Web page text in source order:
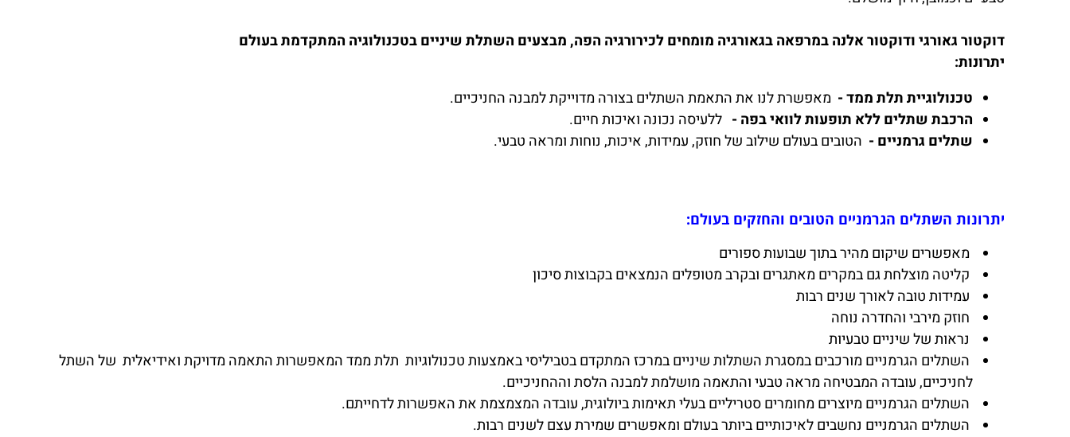
דוקטור גאורגי ודוקטור אלנה במרפאה בגאורגיה מומחים לכירורגיה הפה, מבצעים השתלת שיניים בטכנולוגיה המתקדמת בעולם
יתרונות:
טכנולוגיית תלת ממד - מאפשרת לנו את התאמת השתלים בצורה מדוייקת למבנה החניכיים.
הרכבת שתלים ללא תופעות לוואי בפה - ללעיסה נכונה ואיכות חיים.
שתלים גרמניים - הטובים בעולם שילוב של חוזק, עמידות, איכות, נוחות ומראה טבעי.
יתרונות השתלים הגרמניים הטובים והחזקים בעולם:
מאפשרים שיקום מהיר בתוך שבועות ספורים
קליטה מוצלחת גם במקרים מאתגרים ובקרב מטופלים הנמצאים בקבוצות סיכון
עמידות טובה לאורך שנים רבות
חוזק מירבי והחדרה נוחה
נראות של שיניים טבעיות
השתלים הגרמניים מורכבים במסגרת השתלות שיניים במרכז המתקדם בטביליסי באמצעות טכנולוגיות תלת ממד המאפשרות התאמה מדויקת ואידיאלית של השתל
לחניכיים, עובדה המבטיחה מראה טבעי והתאמה מושלמת למבנה הלסת וההחניכיים.
השתלים הגרמניים מיוצרים מחומרים סטריליים בעלי תאימות ביולוגית, עובדה המצמצמת את האפשרות לדחייתם.
השתלים הגרמניים נחשבים לאיכותיים ביותר בעולם ומאפשרים שמירת עצם לשנים רבות.